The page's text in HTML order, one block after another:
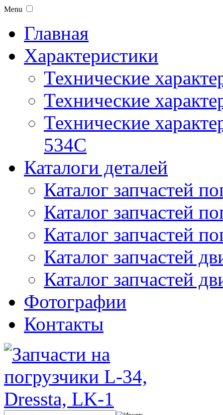
Menu
Главная
Характеристики
Технические
Технические
Технические
534C
Каталоги деталей
Каталог запчастей
Каталог запчастей
Каталог запчастей
Каталог запчастей
Каталог запчастей
Фотографии
Контакты